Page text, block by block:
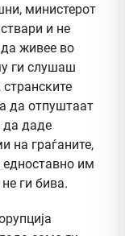
министерот
и не
живее во
ги слушаш
да отпуштаат
да даде
на граѓаните,
едноставно им
ги бива.